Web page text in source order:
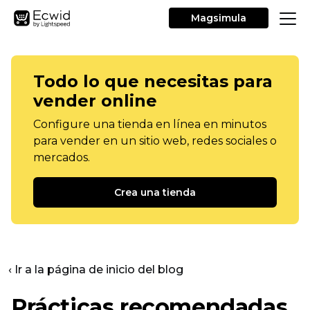
Magsimula
Todo lo que necesitas para
vender online
Configure una tienda en línea en minutos
para vender en un sitio web, redes sociales o
mercados.
Crea una tienda
‹ Ir a la página de inicio del blog